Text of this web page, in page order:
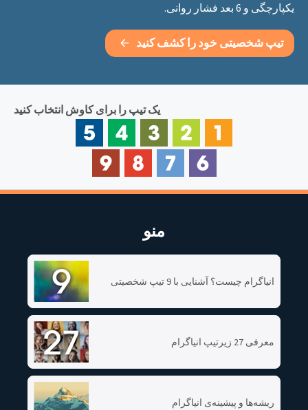
یکپارچگی و 6 بعد فشار روانی.
تیپ شخصیتی خود را کشف کنید
یک تیپ را برای کاوش انتخاب کنید
منو
انیاگرام چیست؟ آشنایی با 9 تیپ شخصیتی
معرفی 27 زیرتیپ انیاگرام
ریشه‌ها و پیشینه‌ی انیاگرام